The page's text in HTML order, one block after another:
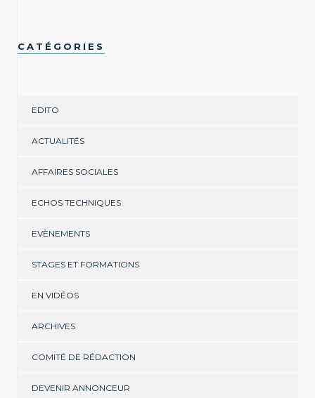
CATÉGORIES
EDITO
ACTUALITÉS
AFFAIRES SOCIALES
ECHOS TECHNIQUES
EVÈNEMENTS
STAGES ET FORMATIONS
EN VIDÉOS
ARCHIVES
COMITÉ DE RÉDACTION
DEVENIR ANNONCEUR